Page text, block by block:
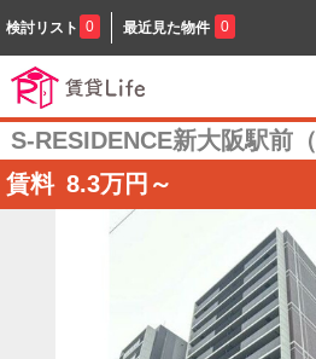
検討リスト 0 最近見た物件 0
S-RESIDENCE新大阪駅前（
賃料 8.3万円～